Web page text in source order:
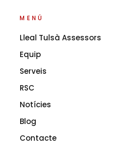
MENÚ
Lleal Tulsà Assessors
Equip
Serveis
RSC
Notícies
Blog
Contacte